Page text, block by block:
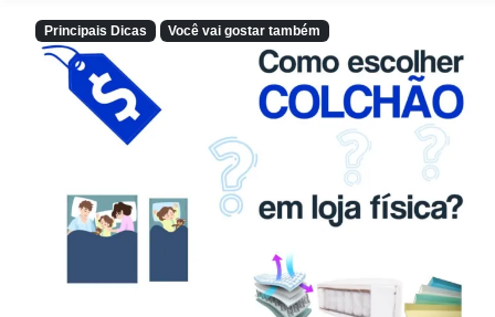
Principais Dicas Você vai gostar também